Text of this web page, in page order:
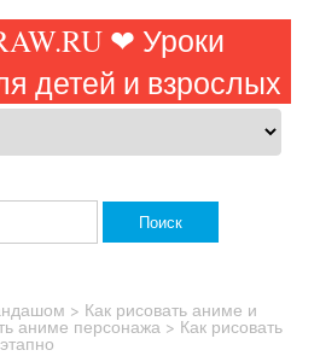
❤ Уроки
детей и взрослых
> Как рисовать аниме и
аниме персонажа > Как рисовать